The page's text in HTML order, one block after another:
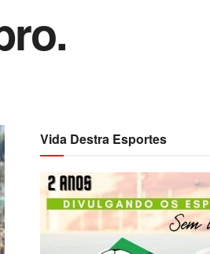
Vida Destra Esportes